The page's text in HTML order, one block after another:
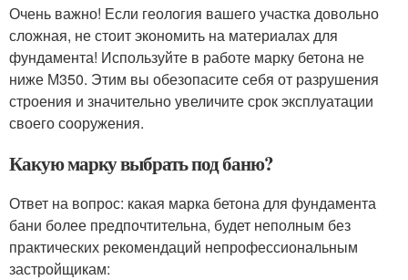
Очень важно! Если геология вашего участка довольно
сложная, не стоит экономить на материалах для
фундамента! Используйте в работе марку бетона не
ниже М350. Этим вы обезопасите себя от разрушения
строения и значительно увеличите срок эксплуатации
своего сооружения.
Какую марку выбрать под баню?
Ответ на вопрос: какая марка бетона для фундамента
бани более предпочтительна, будет неполным без
практических рекомендаций непрофессиональным
застройщикам: